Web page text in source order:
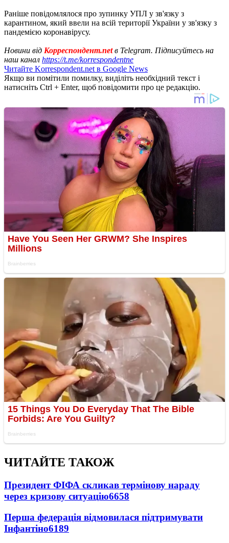
Раніше повідомлялося про зупинку УПЛ у зв'язку з
карантином, який ввели на всій території України у зв'язку з
пандемією коронавірусу.
Новини від Корреспондент.netв Telegram. Підписуйтесь на
наш канал https://t.me/korrespondentne
Читайте Korrespondent.net в Google News
Якщо ви помітили помилку, виділіть необхідний текст і
натисніть Ctrl + Enter, щоб повідомити про це редакцію.
ЧИТАЙТЕ ТАКОЖ
Президент ФІФА скликав термінову нараду
через кризову ситуацію6658
Перша федерація відмовилася підтримувати
Інфантіно6189